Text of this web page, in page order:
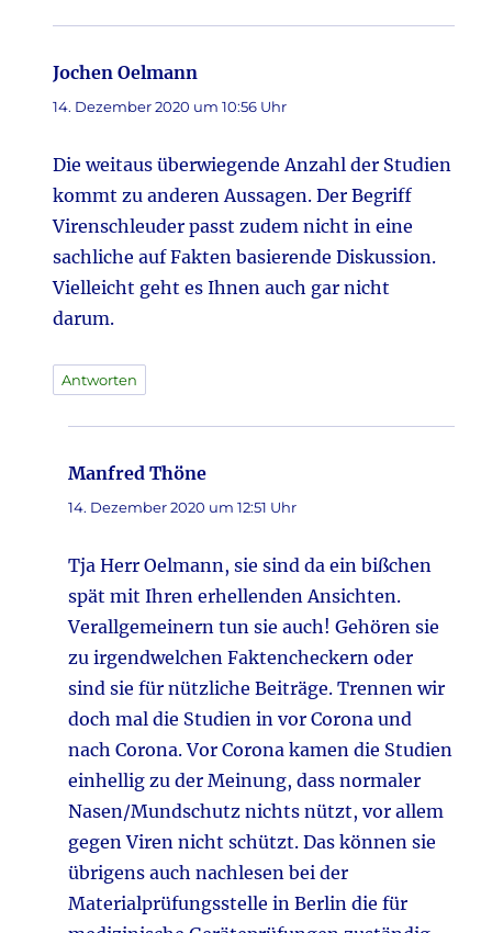
Jochen Oelmann
14. Dezember 2020 um 10:56 Uhr
Die weitaus überwiegende Anzahl der Studien
kommt zu anderen Aussagen. Der Begriff
Virenschleuder passt zudem nicht in eine
sachliche auf Fakten basierende Diskussion.
Vielleicht geht es Ihnen auch gar nicht
darum.
Antworten
Manfred Thöne
14. Dezember 2020 um 12:51 Uhr
Tja Herr Oelmann, sie sind da ein bißchen
spät mit Ihren erhellenden Ansichten.
Verallgemeinern tun sie auch! Gehören sie
zu irgendwelchen Faktencheckern oder
sind sie für nützliche Beiträge. Trennen wir
doch mal die Studien in vor Corona und
nach Corona. Vor Corona kamen die Studien
einhellig zu der Meinung, dass normaler
Nasen/Mundschutz nichts nützt, vor allem
gegen Viren nicht schützt. Das können sie
übrigens auch nachlesen bei der
Materialprüfungsstelle in Berlin die für